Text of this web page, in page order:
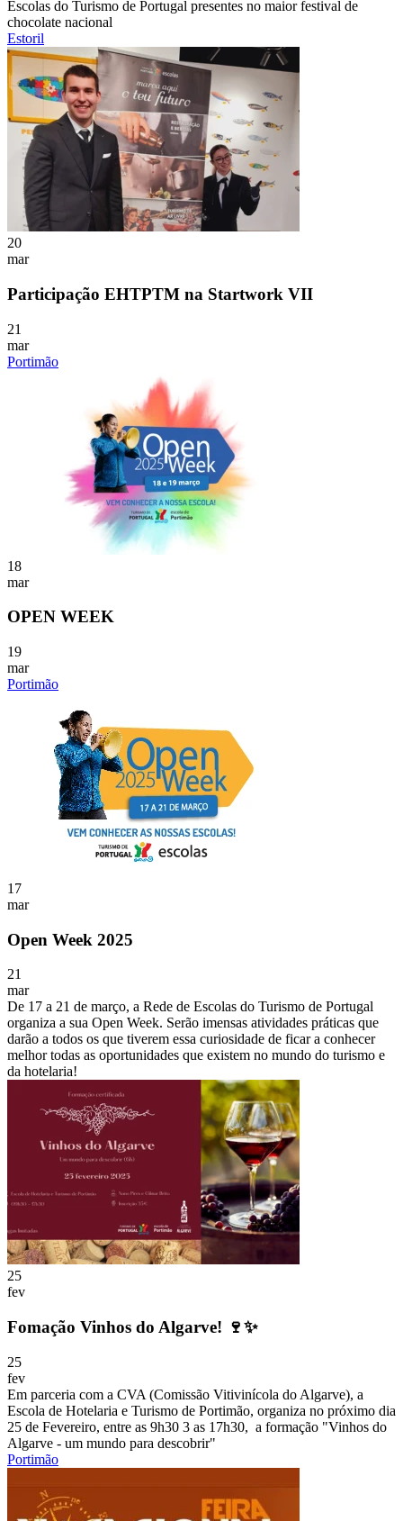
Escolas do Turismo de Portugal presentes no maior festival de
chocolate nacional
Estoril
20
mar
Participação EHTPTM na Startwork VII
21
mar
Portimão
18
mar
OPEN WEEK
19
mar
Portimão
17
mar
Open Week 2025
21
mar
De 17 a 21 de março, a Rede de Escolas do Turismo de Portugal
organiza a sua Open Week. Serão imensas atividades práticas que
darão a todos os que tiverem essa curiosidade de ficar a conhecer
melhor todas as oportunidades que existem no mundo do turismo e
da hotelaria!
25
fev
Fomação Vinhos do Algarve! 🍷✨
25
fev
Em parceria com a CVA (Comissão Vitivinícola do Algarve), a
Escola de Hotelaria e Turismo de Portimão, organiza no próximo dia
25 de Fevereiro, entre as 9h30 3 as 17h30, a formação "Vinhos do
Algarve - um mundo para descobrir"
Portimão